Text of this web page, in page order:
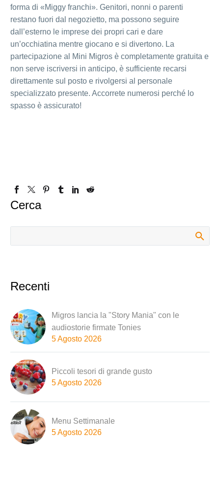
forma di «Miggy franchi». Genitori, nonni o parenti
restano fuori dal negozietto, ma possono seguire
dall’esterno le imprese dei propri cari e dare
un’occhiatina mentre giocano e si divertono. La
partecipazione al Mini Migros è completamente gratuita e
non serve iscriversi in anticipo, è sufficiente recarsi
direttamente sul posto e rivolgersi al personale
specializzato presente. Accorrete numerosi perché lo
spasso è assicurato!
Cerca
Recenti
Migros lancia la "Story Mania" con le
audiostorie firmate Tonies
5 Agosto 2026
Piccoli tesori di grande gusto
5 Agosto 2026
Menu Settimanale
5 Agosto 2026